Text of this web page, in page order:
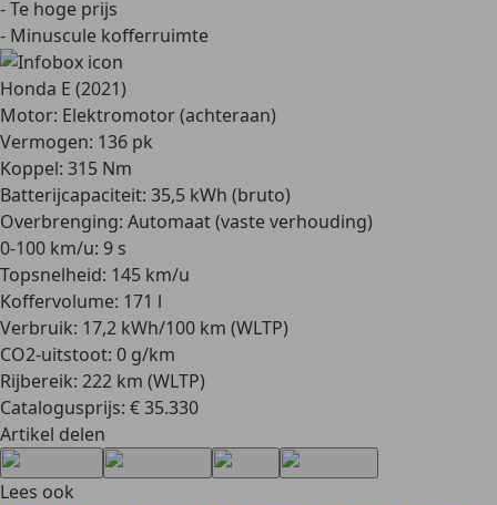
- Te hoge prijs
- Minuscule kofferruimte
Honda E (2021)
Motor: Elektromotor (achteraan)
Vermogen: 136 pk
Koppel: 315 Nm
Batterijcapaciteit: 35,5 kWh (bruto)
Overbrenging: Automaat (vaste verhouding)
0-100 km/u: 9 s
Topsnelheid: 145 km/u
Koffervolume: 171 l
Verbruik: 17,2 kWh/100 km (WLTP)
CO2-uitstoot: 0 g/km
Rijbereik: 222 km (WLTP)
Catalogusprijs: € 35.330
Artikel delen
Lees ook